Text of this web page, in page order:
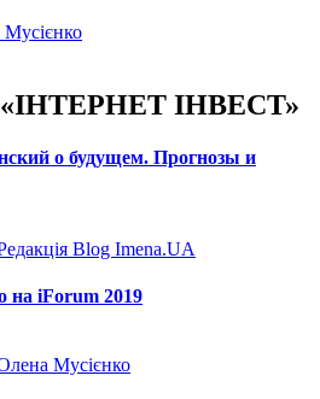
ІНВЕСТ»
о будущем. Прогнозы и
Blog Imena.UA
на iForum 2019
Мусієнко